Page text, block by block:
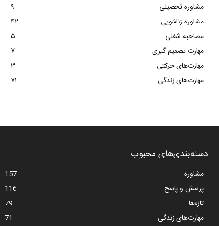
مشاوره تحصیلی
۹
مشاوره زناشویی
۴۲
مصاحبه شغلی
۵
مهارت تصمیم گیری
۷
مهارت‌های حرکتی
۳
مهارت‌های زندگی
۷۱
دسته‌بندی‌های محبوب
مشاوره
157
پرسش و پاسخ
116
تازه‌ها
79
مهارت‌های زندگی
71